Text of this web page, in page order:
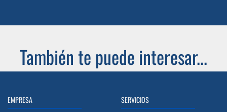
También te puede interesar...
EMPRESA
SERVICIOS